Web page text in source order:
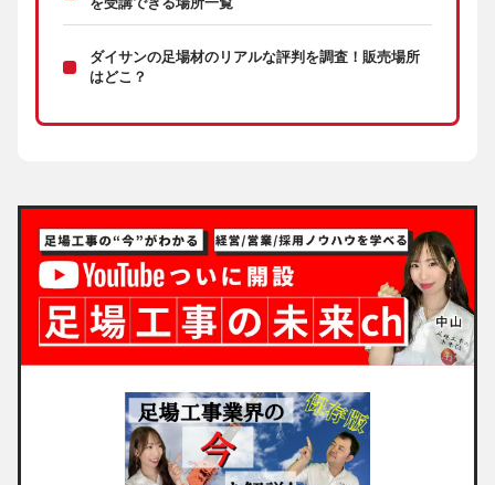
を受講できる場所一覧
ダイサンの足場材のリアルな評判を調査！販売場所
はどこ？